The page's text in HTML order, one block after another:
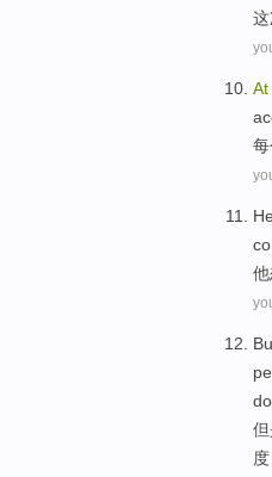
At
He
他
度